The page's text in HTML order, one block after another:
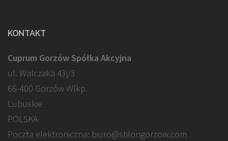
KONTAKT
Cuprum Gorzów Spółka Akcyjna
ul. Walczaka 43j/3
66-400 Gorzów Wlkp.
Lubuskie
POLSKA
Poczta elektroniczna: biuro@stilongorzow.com